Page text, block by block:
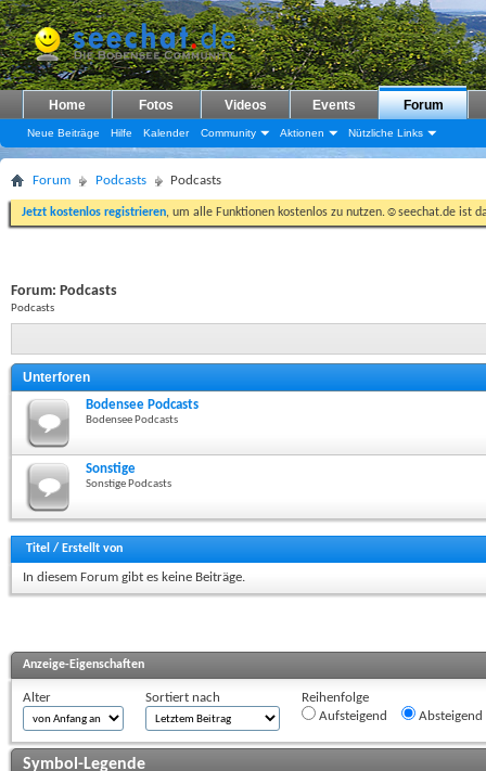
Home Fotos Videos Events Forum
Neue Beiträge Hilfe Kalender Community Aktionen Nützliche Links
Forum Podcasts Podcasts
Jetzt kostenlos registrieren, um alle Funktionen kostenlos zu nutzen.☺seechat.de ist
Forum: Podcasts
Podcasts
Unterforen
Bodensee Podcasts
Bodensee Podcasts
Sonstige
Sonstige Podcasts
Titel / Erstellt von
In diesem Forum gibt es keine Beiträge.
Anzeige-Eigenschaften
Alter Sortiert nach
Reihenfolge
Aufsteigend
Absteigend
Symbol-Legende